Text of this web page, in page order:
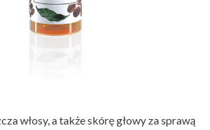
włosy, a także skórę głowy za sprawą